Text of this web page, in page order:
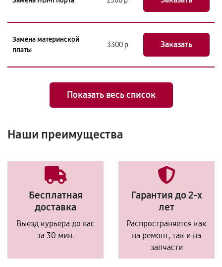
Замена материнской
платы
3300 р Заказать
Показать весь список
Наши преимущества
Бесплатная
доставка
Выезд курьера до вас
за 30 мин.
Гарантия до 2-х
лет
Распространяется как
на ремонт, так и на
запчасти